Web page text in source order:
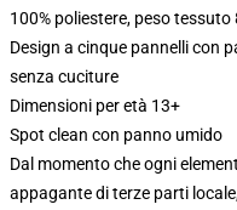
100% poliestere, peso
Design a cinque pannelli con
senza cuciture
Dimensioni per età 13+
Spot clean con panno umido
Dal momento che ogni
appagante di terze parti